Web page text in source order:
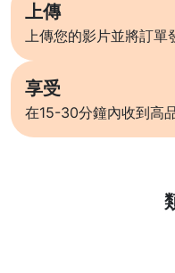
上傳
上傳您的影片並將訂單
享受
在15-30分鐘內收到高